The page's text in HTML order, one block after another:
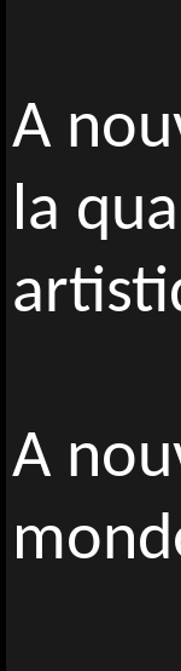
A
la
A